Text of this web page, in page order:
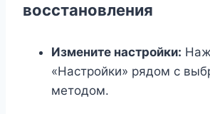
восстановления
Измените настройки:
«Настройки» рядом с
методом.